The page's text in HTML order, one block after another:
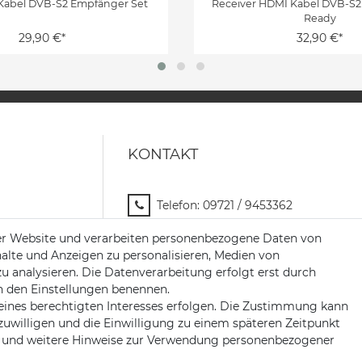
DVB-S2 Empfänger Set
29,90 €*
Receiver HDMI Kabel DVB-
Ready
32,90 €*
KONTAKT
Telefon: 09721 / 9453362
Mail:info@satshopping.de
Kopenhagenstr. 4
97424 Schweinfurt
Website und verarbeiten personenbezogene Daten von
und Anzeigen zu personalisieren, Medien von
analysieren. Die Datenverarbeitung erfolgt erst durch
Einstellungen benennen.
berechtigten Interesses erfolgen. Die Zustimmung kann
und die Einwilligung zu einem späteren Zeitpunkt
weitere Hinweise zur Verwendung personenbezogener